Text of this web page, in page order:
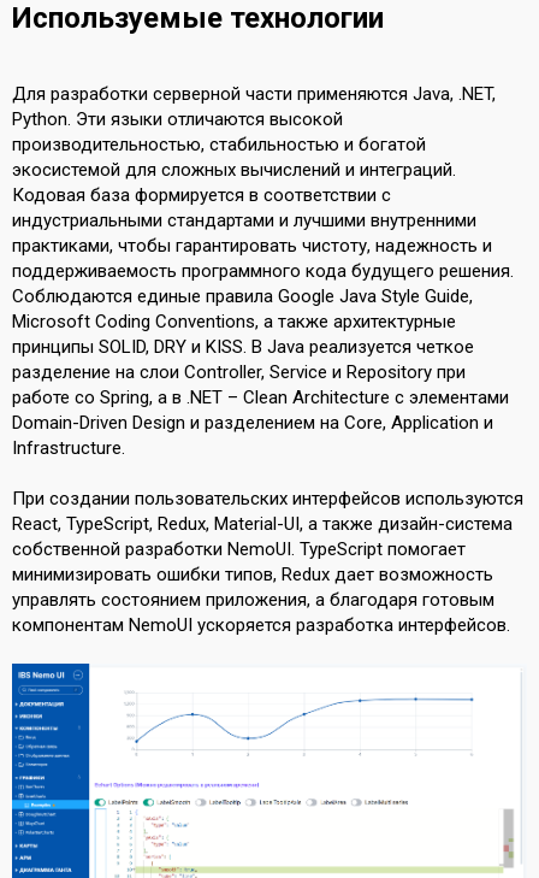
Используемые технологии
Для разработки серверной части применяются Java, .NET,
Python. Эти языки отличаются высокой
производительностью, стабильностью и богатой
экосистемой для сложных вычислений и интеграций.
Кодовая база формируется в соответствии с
индустриальными стандартами и лучшими внутренними
практиками, чтобы гарантировать чистоту, надежность и
поддерживаемость программного кода будущего решения.
Соблюдаются единые правила Google Java Style Guide,
Microsoft Coding Conventions, а также архитектурные
принципы SOLID, DRY и KISS. В Java реализуется четкое
разделение на слои Controller, Service и Repository при
работе со Spring, а в .NET – Clean Architecture с элементами
Domain-Driven Design и разделением на Core, Application и
Infrastructure.
При создании пользовательских интерфейсов используются
React, TypeScript, Redux, Material-UI, а также дизайн-система
собственной разработки NemoUI. TypeScript помогает
минимизировать ошибки типов, Redux дает возможность
управлять состоянием приложения, а благодаря готовым
компонентам NemoUI ускоряется разработка интерфейсов.